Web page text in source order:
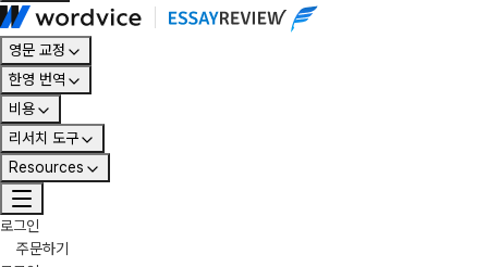
영문 교정
한영 번역
비용
리서치 도구
Resources
로그인
주문하기